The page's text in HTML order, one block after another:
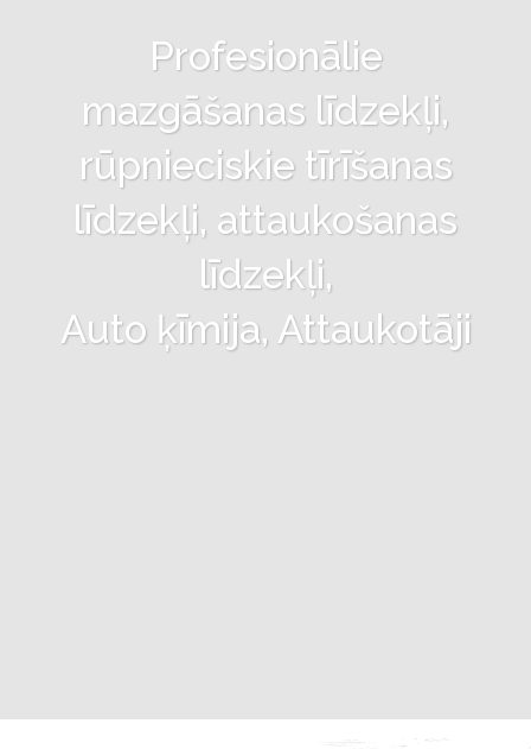
Profesionālie
mazgāšanas līdzekļi,
rūpnieciskie tīrīšanas
līdzekļi, attaukošanas
līdzekļi,
Auto ķīmija, Attaukotāji